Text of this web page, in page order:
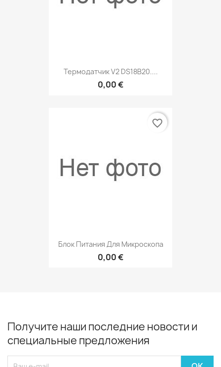
Термодатчик V2 DS18B20....
0,00 €
Блок Питания Для Микроскопа
0,00 €
favorite_border
Получите наши последние новости и
специальные предложения